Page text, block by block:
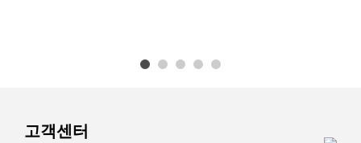
고객센터